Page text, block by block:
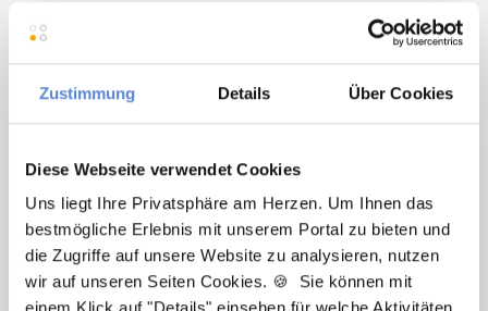
Zustimmung Details Über Cookies
Diese Webseite verwendet Cookies
Uns liegt Ihre Privatsphäre am Herzen. Um Ihnen das
bestmögliche Erlebnis mit unserem Portal zu bieten und
die Zugriffe auf unsere Website zu analysieren, nutzen
wir auf unseren Seiten Cookies. 🍪 Sie können mit
Premium-Stellenangebote in der
Region Gersfeld:
🌟 PREMIUM-STELLENANGEBOT 🌟
Angestellter Facharzt mit Option auf Übernahme
(m/w/d) in Vollzeit ab sofort in Künzell